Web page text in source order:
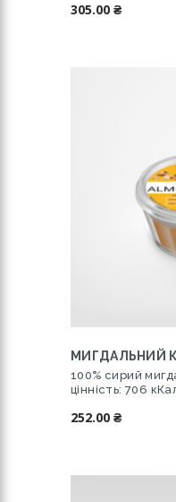
305.00 ₴
МИГДАЛЬНИЙ
100% сирий
цінність: 706
252.00 ₴